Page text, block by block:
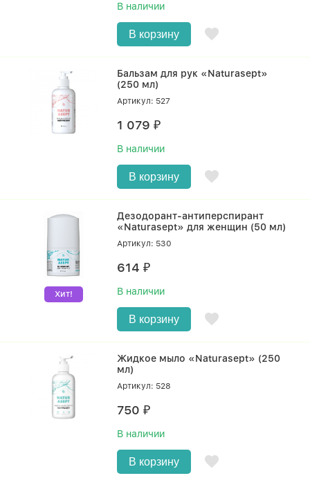
В наличии
В корзину
Бальзам для рук «Naturasept»
(250 мл)
Артикул: 527
1 079₽
В наличии
В корзину
Хит!
Дезодорант-антиперспирант
«Naturasept» для женщин (50 мл)
Артикул: 530
614₽
В наличии
В корзину
Жидкое мыло «Naturasept» (250
мл)
Артикул: 528
750₽
В наличии
В корзину